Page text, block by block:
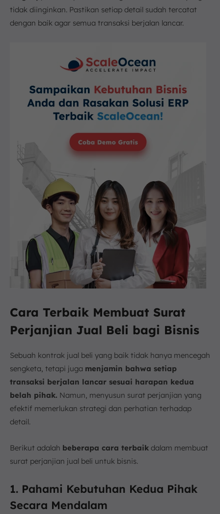
tidak diinginkan. Pastikan setiap detail sudah tercatat
dengan baik agar semua transaksi berjalan lancar.
Cara Terbaik Membuat Surat
Perjanjian Jual Beli bagi Bisnis
Sebuah kontrak jual beli yang baik tidak hanya mencegah
sengketa, tetapi juga menjamin bahwa setiap
transaksi berjalan lancar sesuai harapan kedua
belah pihak. Namun, menyusun surat perjanjian yang
efektif memerlukan strategi dan perhatian terhadap
detail.
Berikut adalah beberapa cara terbaik dalam membuat
surat perjanjian jual beli untuk bisnis.
1. Pahami Kebutuhan Kedua Pihak
Secara Mendalam